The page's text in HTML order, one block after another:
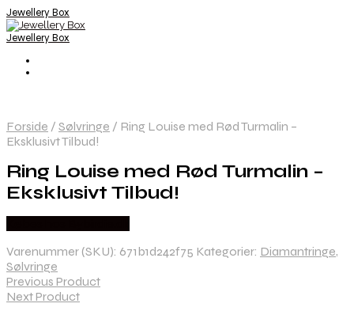
Jewellery Box
Jewellery Box
Forside / Sølvringe / Ring Louise med Rød Turmalin –
Eksklusivt Tilbud!
Ring Louise med Rød Turmalin –
Eksklusivt Tilbud!
Varenummer (SKU): 671b1d242f75 Kategorier: Diamantringe,
Sølvringe
Previous Product
Next Product